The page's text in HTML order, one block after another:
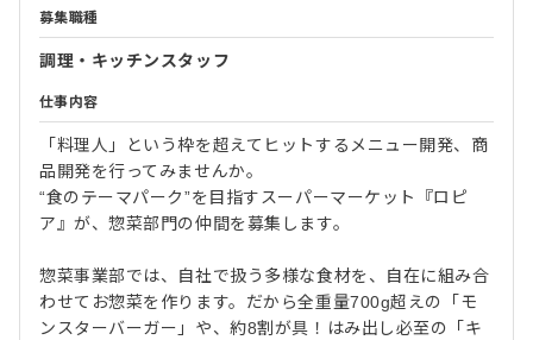
募集職種
調理・キッチンスタッフ
仕事内容
「料理人」という枠を超えてヒットするメニュー開発、商
品開発を行ってみませんか。
“食のテーマパーク”を目指すスーパーマーケット『ロピ
ア』が、惣菜部門の仲間を募集します。
惣菜事業部では、自社で扱う多様な食材を、自在に組み合
わせてお惣菜を作ります。だから全重量700g超えの「モ
ンスターバーガー」や、約8割が具！はみ出し必至の「キ